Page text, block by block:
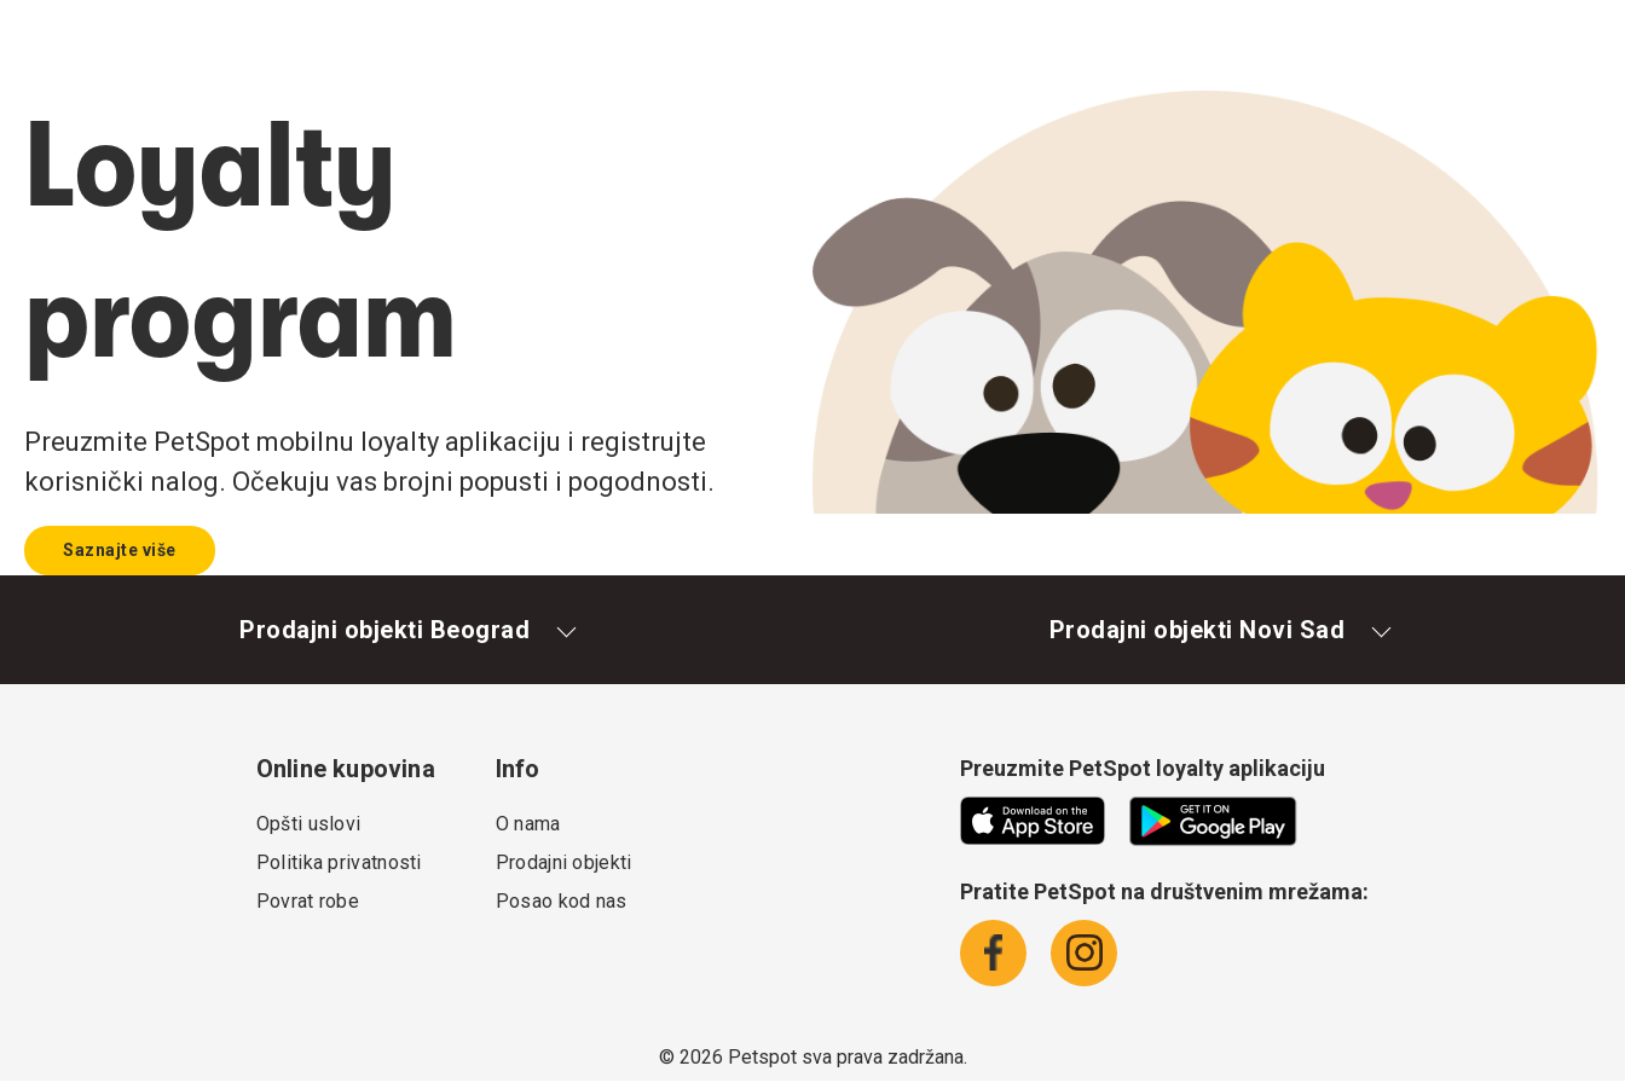
Loyalty
program
Preuzmite PetSpot mobilnu loyalty aplikaciju i registrujte
korisnički nalog. Očekuju vas brojni popusti i pogodnosti.
Saznajte više
Prodajni objekti Beograd Prodajni objekti Novi Sad
Online kupovina
Opšti uslovi
Politika privatnosti
Povrat robe
Info
O nama
Prodajni objekti
Posao kod nas
Preuzmite PetSpot loyalty aplikaciju
Pratite PetSpot na društvenim mrežama:
© 2026 Petspot sva prava zadržana.